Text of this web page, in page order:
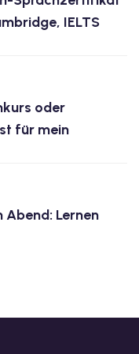
IELTS
oder
für mein
Abend: Lernen